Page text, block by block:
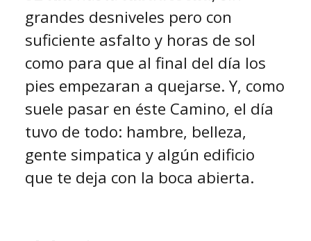
grandes desniveles pero con
suficiente asfalto y horas de sol
como para que al final del día los
pies empezaran a quejarse. Y, como
suele pasar en éste Camino, el día
tuvo de todo: hambre, belleza,
gente simpatica y algún edificio
que te deja con la boca abierta.